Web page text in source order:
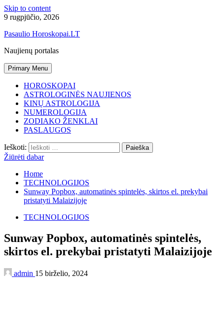
Skip to content
9 rugpjūčio, 2026
Pasaulio Horoskopai.LT
Naujienų portalas
Primary Menu
HOROSKOPAI
ASTROLOGINĖS NAUJIENOS
KINŲ ASTROLOGIJA
NUMEROLOGIJA
ZODIAKO ŽENKLAI
PASLAUGOS
Ieškoti:
Žiūrėti dabar
Home
TECHNOLOGIJOS
Sunway Popbox, automatinės spintelės, skirtos el. prekybai
pristatyti Malaizijoje
TECHNOLOGIJOS
Sunway Popbox, automatinės spintelės,
skirtos el. prekybai pristatyti Malaizijoje
admin 15 birželio, 2024